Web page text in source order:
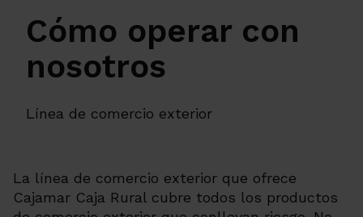
Cómo operar con
nosotros
Línea de comercio exterior
La línea de comercio exterior que ofrece
Cajamar Caja Rural cubre todos los productos